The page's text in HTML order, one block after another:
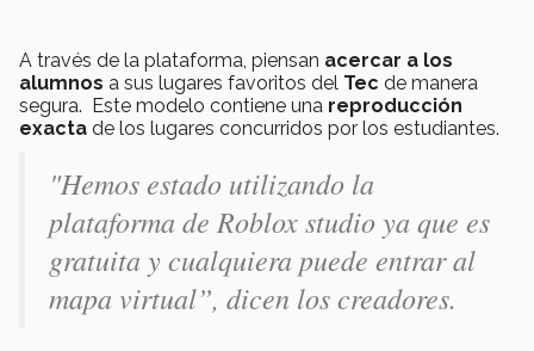
A través de la plataforma, piensan acercar a los
alumnos a sus lugares favoritos del Tec de manera
segura. Este modelo contiene una reproducción
exacta de los lugares concurridos por los estudiantes.
"Hemos estado utilizando la
plataforma de Roblox studio ya que es
gratuita y cualquiera puede entrar al
mapa virtual”, dicen los creadores.